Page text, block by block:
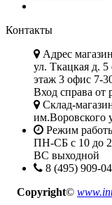
Контакты
Адрес
ул. Ткацкая д. 5
этаж 3 офис 7-
Вход справа от
Склад-
им.Воровского
Режим
ПН-СБ с 10 до
ВС выходной
8 (495) 909-
Copyright©